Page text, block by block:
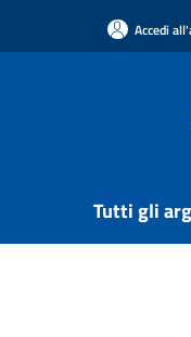
Accedi
Tutti gli